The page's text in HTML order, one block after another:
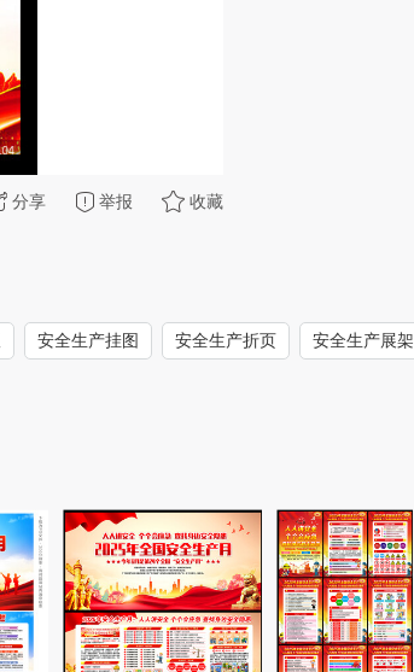
分享 举报 收藏
安全生产挂图 安全生产折页 安全生产展架